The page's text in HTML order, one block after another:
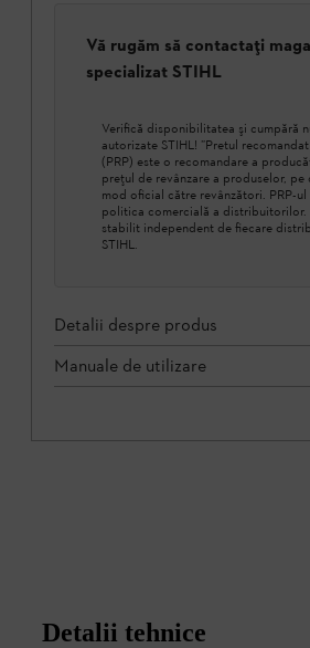
Vă rugăm să contactați
specializat STIHL
Verifică disponibilitatea şi cumpără
autorizate STIHL! ”Pretul
(PRP) este o recomandare a
prețul de revânzare a produselor, pe
mod oficial către revânzători. PRP-ul
politica comercială a distribuitorilor.
stabilit independent de fiecare
STIHL.
Detalii despre produs
Manuale de utilizare
Detalii tehnice